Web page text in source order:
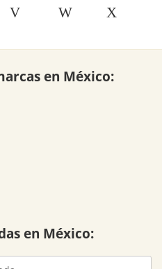
V W
X
en México:
en México: